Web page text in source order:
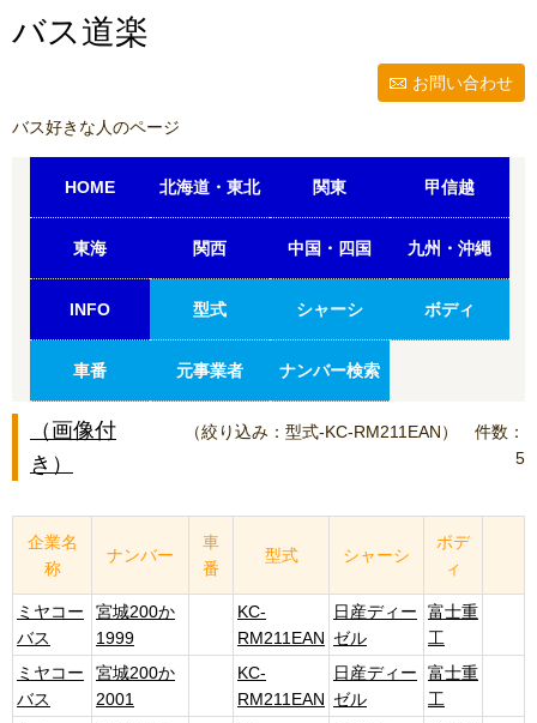
バス道楽
お問い合わせ
バス好きな人のページ
HOME 北海道・東北 関東 甲信越
東海 関西 中国・四国 九州・沖縄
INFO 型式 シャーシ ボディ
車番 元事業者 ナンバー検索
（画像付
き）
（絞り込み：型式-KC-RM211EAN）
件数：
5
企業名
称
ナンバー
車
番
型式 シャーシ
ボデ
ィ
ミヤコー
バス
宮城200か
1999
KC-
RM211EAN
日産ディー
ゼル
富士重
工
ミヤコー
バス
宮城200か
2001
KC-
RM211EAN
日産ディー
ゼル
富士重
工